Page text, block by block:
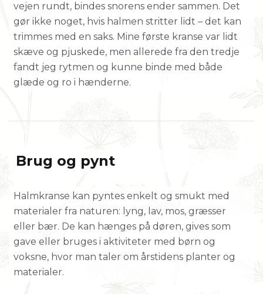
vejen rundt, bindes snorens ender sammen. Det
gør ikke noget, hvis halmen stritter lidt – det kan
trimmes med en saks. Mine første kranse var lidt
skæve og pjuskede, men allerede fra den tredje
fandt jeg rytmen og kunne binde med både
glæde og ro i hænderne.
Brug og pynt
Halmkranse kan pyntes enkelt og smukt med
materialer fra naturen: lyng, lav, mos, græsser
eller bær. De kan hænges på døren, gives som
gave eller bruges i aktiviteter med børn og
voksne, hvor man taler om årstidens planter og
materialer.